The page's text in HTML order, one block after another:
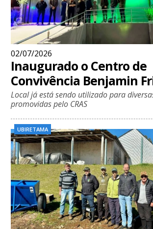
02/07/2026
Inaugurado o Centro de
Convivência Benjamin
Local já está sendo utilizado para
promovidas pelo CRAS
UBIRETAMA